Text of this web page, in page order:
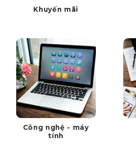
Khuyến mãi
Công nghệ - máy
tính